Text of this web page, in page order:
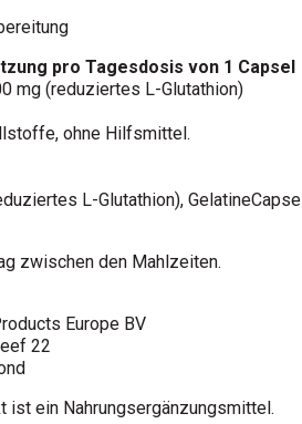
pro Tagesdosis von 1 Capsel
mg (reduziertes L-Glutathion)
ohne Hilfsmittel.
L-Glutathion), GelatineCapsel
zwischen den Mahlzeiten.
Europe BV
22
ist ein Nahrungsergänzungsmittel.